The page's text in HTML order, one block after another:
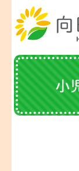
内科
小児科